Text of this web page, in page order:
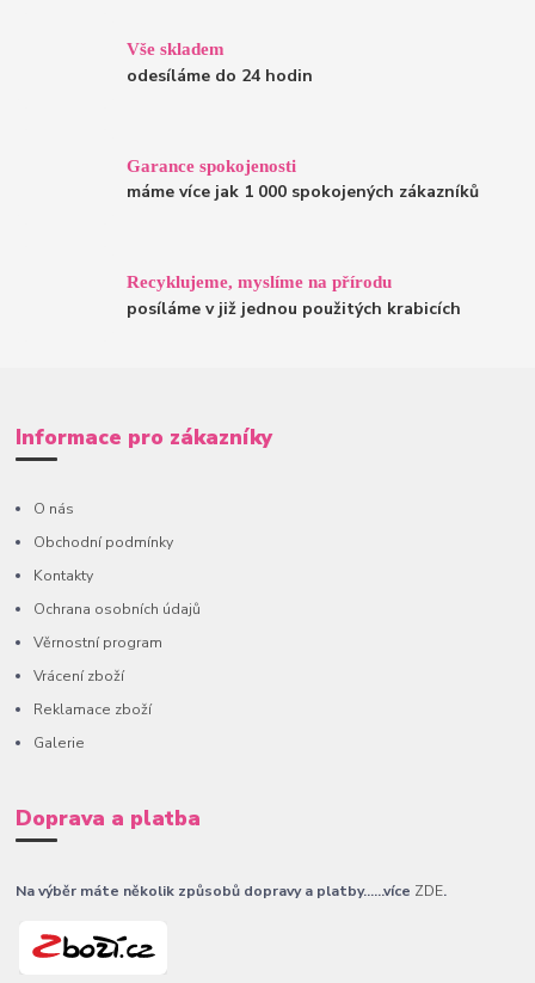
Vše skladem
odesíláme do 24 hodin
Garance spokojenosti
máme více jak 1 000 spokojených zákazníků
Recyklujeme, myslíme na přírodu
posíláme v již jednou použitých krabicích
Informace pro zákazníky
O nás
Obchodní podmínky
Kontakty
Ochrana osobních údajů
Věrnostní program
Vrácení zboží
Reklamace zboží
Galerie
Doprava a platba
Na výběr máte několik způsobů dopravy a platby......více ZDE.